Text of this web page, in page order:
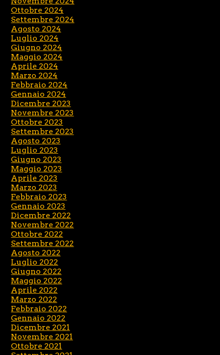
Ottobre 2024
Settembre 2024
Agosto 2024
Luglio 2024
Giugno 2024
Maggio 2024
Aprile 2024
Marzo 2024
Febbraio 2024
Gennaio 2024
Dicembre 2023
Novembre 2023
Ottobre 2023
Settembre 2023
Agosto 2023
Luglio 2023
Giugno 2023
Maggio 2023
Aprile 2023
Marzo 2023
Febbraio 2023
Gennaio 2023
Dicembre 2022
Novembre 2022
Ottobre 2022
Settembre 2022
Agosto 2022
Luglio 2022
Giugno 2022
Maggio 2022
Aprile 2022
Marzo 2022
Febbraio 2022
Gennaio 2022
Dicembre 2021
Novembre 2021
Ottobre 2021